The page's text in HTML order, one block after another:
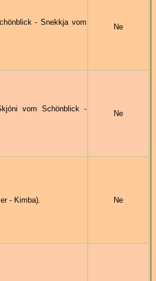
- Snekkja vom
Ne
vom Schönblick -
Ne
- Kimba). Ne